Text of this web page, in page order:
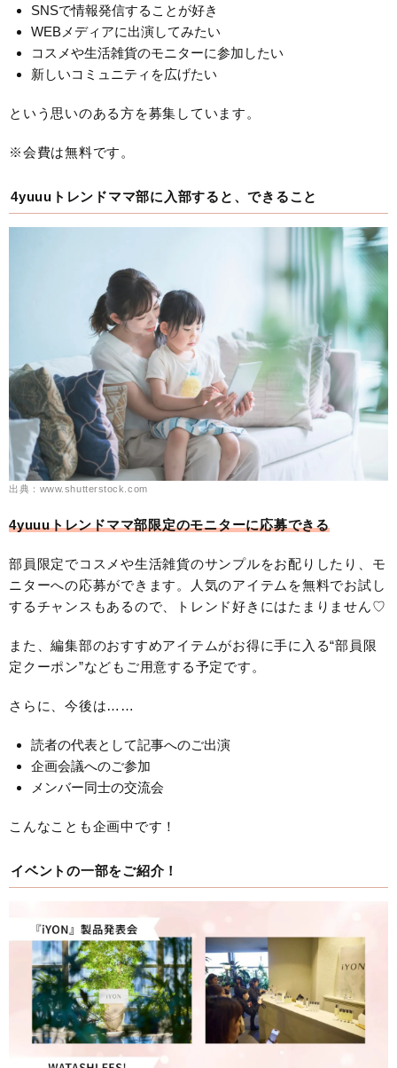
SNSで情報発信することが好き
WEBメディアに出演してみたい
コスメや生活雑貨のモニターに参加したい
新しいコミュニティを広げたい
という思いのある方を募集しています。
※会費は無料です。
4yuuuトレンドママ部に入部すると、できること
出典：www.shutterstock.com
4yuuuトレンドママ部限定のモニターに応募できる
部員限定でコスメや生活雑貨のサンプルをお配りしたり、モ
ニターへの応募ができます。人気のアイテムを無料でお試し
するチャンスもあるので、トレンド好きにはたまりません♡
また、編集部のおすすめアイテムがお得に手に入る“部員限
定クーポン”などもご用意する予定です。
さらに、今後は……
読者の代表として記事へのご出演
企画会議へのご参加
メンバー同士の交流会
こんなことも企画中です！
イベントの一部をご紹介！